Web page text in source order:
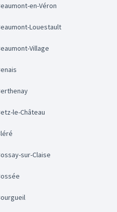
Beaumont-en-Véron
Beaumont-Louestault
Beaumont-Village
Benais
Berthenay
Betz-le-Château
Bléré
Bossay-sur-Claise
Bossée
Bourgueil